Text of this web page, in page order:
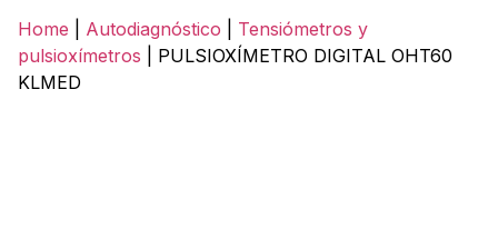
Home Autodiagnóstico
Tensiómetros y
pulsioxímetros
PULSIOXÍMETRO DIGITAL OHT60
KLMED